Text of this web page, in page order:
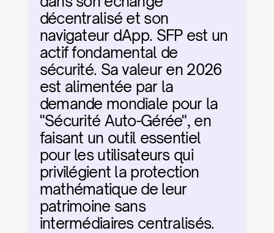
décentralisé et son
navigateur dApp. SFP est un
actif fondamental de
sécurité. Sa valeur en 2026
est alimentée par la
demande mondiale pour la
"Sécurité Auto-Gérée", en
faisant un outil essentiel
pour les utilisateurs qui
privilégient la protection
mathématique de leur
patrimoine sans
intermédiaires centralisés.